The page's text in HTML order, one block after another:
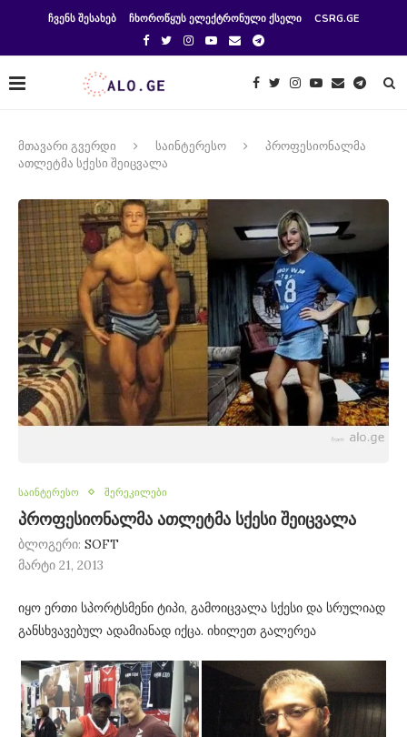
ᲩᲕᲔᲜᲡ ᲨᲔᲡᲐᲮᲔᲑ ᲩᲮᲝᲠᲝᲬᲧᲣᲡ ᲔᲚᲔᲥᲢᲠᲝᲜᲣᲚᲘ ᲥᲡᲔᲚᲘ CSRG.GE
მთავარი გვერდი საინტერესო
პროფესიონალმა
ათლეტმა სქესი შეიცვალა
საინტერესო შერეკილები
პროფესიონალმა ათლეტმა სქესი შეიცვალა
ბლოგერი: SOFT
მარტი 21, 2013
იყო ერთი სპორტსმენი ტიპი, გამოიცვალა სქესი და სრულიად
განსხვავებულ ადამიანად იქცა. იხილეთ გალერეა